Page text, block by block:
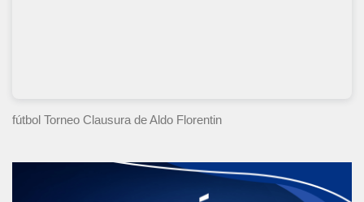
fútbol Torneo Clausura de Aldo Florentin